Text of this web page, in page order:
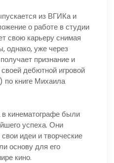
из ВГИКа и
о работе в студии
свою карьеру снимая
однако, уже через
признание и
дебютной игровой
по книге Михаила
кинематографе были
успеха. Они
идеи и творческие
основу для его
кино.